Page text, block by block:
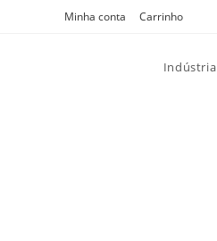
Minha conta Carrinho
Indústria